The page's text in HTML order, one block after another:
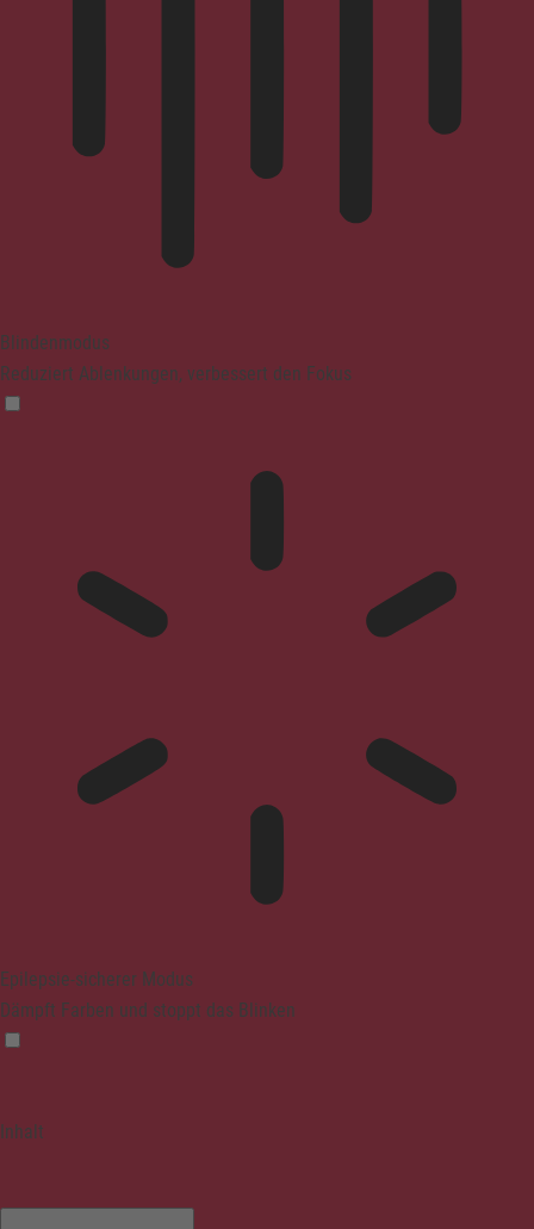
Blindenmodus
Reduziert Ablenkungen, verbessert den Fokus
Epilepsie-sicherer Modus
Dämpft Farben und stoppt das Blinken
Inhalt